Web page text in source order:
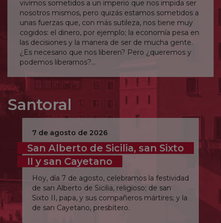
vivimos sometidos a un imperio que nos impida ser
nosotros mismos, pero quizás estamos sometidos a
unas fuerzas que, con más sutileza, nos tiene muy
cogidos: el dinero, por ejemplo; la economía pesa en
las decisiones y la manera de ser de mucha gente.
¿Es necesario que nos liberen? Pero ¿queremos y
podemos liberarnos?
Señor, líbrame incluso de lo que no soy consciente.
Santoral
7 de agosto de 2026
San Alberto de Sicilia, san Sixto
II y san Cayetano
Hoy, día 7 de agosto, celebramos la festividad
de san Alberto de Sicilia, religioso; de san
Sixto II, papa, y sus compañeros mártires; y la
de san Cayetano, presbítero.